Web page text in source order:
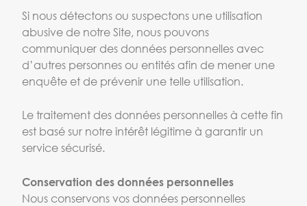
Si nous détectons ou suspectons une utilisation
abusive de notre Site, nous pouvons
communiquer des données personnelles avec
d’autres personnes ou entités afin de mener une
enquête et de prévenir une telle utilisation.
Le traitement des données personnelles à cette fin
est basé sur notre intérêt légitime à garantir un
service sécurisé.
Conservation des données personnelles
Nous conservons vos données personnelles